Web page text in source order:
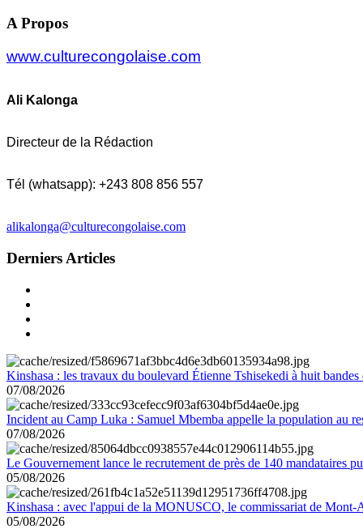
A Propos
www.culturecongolaise.com
Ali Kalonga
Directeur de la Rédaction
Tél (whatsapp): +243 808 856 557
alikalonga@culturecongolaise.com
Derniers Articles
Kinshasa : les travaux du boulevard Étienne Tshisekedi à huit
07/08/2026
Incident au Camp Luka : Samuel Mbemba appelle la population au
07/08/2026
Le Gouvernement lance le recrutement de près de 140 mandataires
05/08/2026
Kinshasa : avec l'appui de la MONUSCO, le commissariat de Mont-
05/08/2026